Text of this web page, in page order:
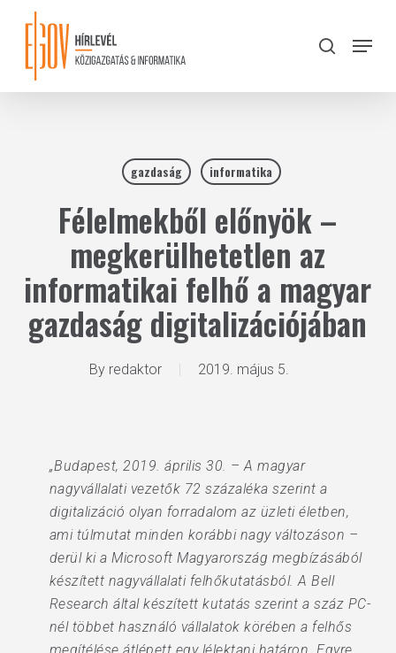
content
search
Menu
gazdaság informatika
Félelmekből előnyök –
megkerülhetetlen az
informatikai felhő a magyar
gazdaság digitalizációjában
By redaktor 2019. május 5.
„Budapest, 2019. április 30. – A magyar
nagyvállalati vezetők 72 százaléka szerint a
digitalizáció olyan forradalom az üzleti életben,
ami túlmutat minden korábbi nagy változáson –
derül ki a Microsoft Magyarország megbízásából
készített nagyvállalati felhőkutatásból. A Bell
Research által készített kutatás szerint a száz PC-
nél többet használó vállalatok körében a felhős
Close